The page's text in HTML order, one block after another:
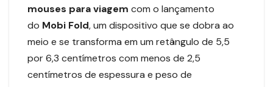
mouses para viagem com o lançamento
do Mobi Fold, um dispositivo que se dobra ao
meio e se transforma em um retângulo de 5,5
por 6,3 centímetros com menos de 2,5
centímetros de espessura e peso de